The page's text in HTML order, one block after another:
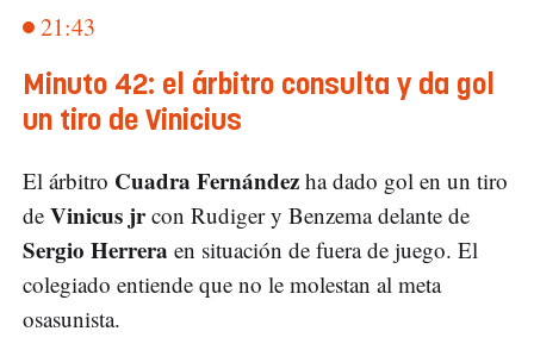
21:43
Minuto 42: el árbitro consulta y da gol
un tiro de Vinicius
El árbitro Cuadra Fernández ha dado gol en un tiro
de Vinicus jrcon Rudiger y Benzema delante de
Sergio Herrera en situación de fuera de juego. El
colegiado entiende que no le molestan al meta
osasunista.